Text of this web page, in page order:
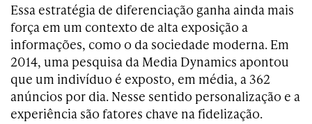
Essa estratégia de diferenciação ganha ainda mais
força em um contexto de alta exposição a
informações, como o da sociedade moderna. Em
2014, uma pesquisa da Media Dynamics apontou
que um indivíduo é exposto, em média, a 362
anúncios por dia. Nesse sentido personalização e a
experiência são fatores chave na fidelização.